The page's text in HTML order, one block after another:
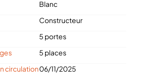
Blanc
Constructeur
5 portes
5 places
circulation06/11/2025